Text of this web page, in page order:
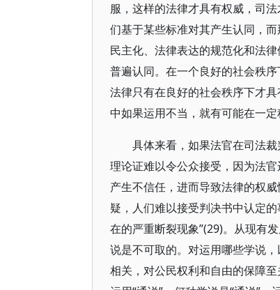
服，这样的法律才具有权威，司
们基于某些标准对其产生认同，
民主化、法律表达的规范化和法
普遍认同。在一个良好的社会秩
法律只有在良好的社会秩序下才
中如果运用不当，就有可能在一
具体来看，如果法官在司法
理论证难以令公众接受，因为法
产生不信任，进而导致法律的权
疑，人们难以接受判决书中认定
在的严重断裂现象”(29)。从现有
说是不可取的。对运用哪些学说
相关，对公民权利和自由的保障